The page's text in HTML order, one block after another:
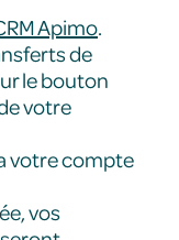
Apimo.
de
le bouton
votre
votre compte
vos